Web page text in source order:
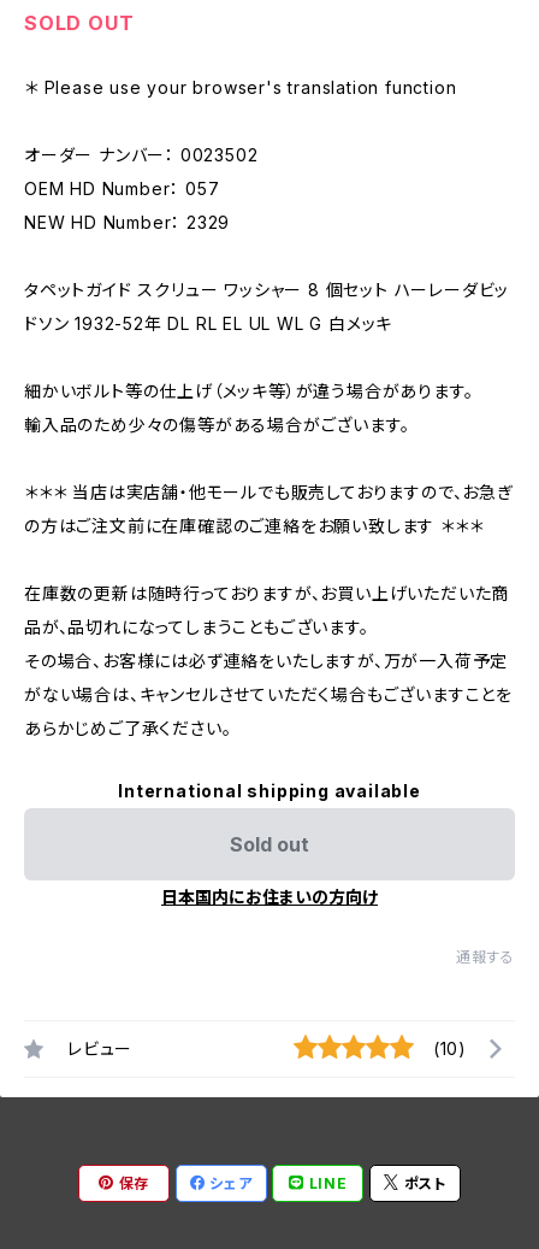
SOLD OUT
＊ Please use your browser's translation function
オーダー ナンバー： 0023502
OEM HD Number： 057
NEW HD Number： 2329
タペットガイド スクリュー ワッシャー 8 個セット ハーレーダビッ
ドソン 1932-52年 DL RL EL UL WL G 白メッキ
細かいボルト等の仕上げ（メッキ等）が違う場合があります。
輸入品のため少々の傷等がある場合がございます。
＊＊＊ 当店は実店舗・他モールでも販売しておりますので、お急ぎ
の方はご注文前に在庫確認のご連絡をお願い致します ＊＊＊
在庫数の更新は随時行っておりますが、お買い上げいただいた商
品が、品切れになってしまうこともございます。
その場合、お客様には必ず連絡をいたしますが、万が一入荷予定
がない場合は、キャンセルさせていただく場合もございますことを
あらかじめご了承ください。
International shipping available
Sold out
日本国内にお住まいの方向け
通報する
レビュー (10)
保存 シェア LINE ポスト